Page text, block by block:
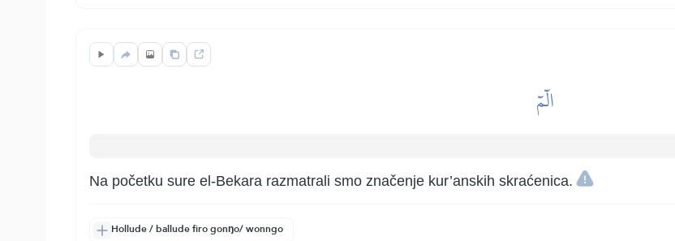
الٓمٓ
Na početku sure el-Bekara razmatrali smo značenje kur’anskih skraćenica.
Hollude / ballude firo gonŋo/ wonngo